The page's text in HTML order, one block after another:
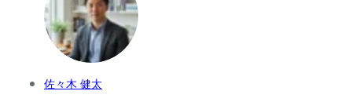
佐々木 健太